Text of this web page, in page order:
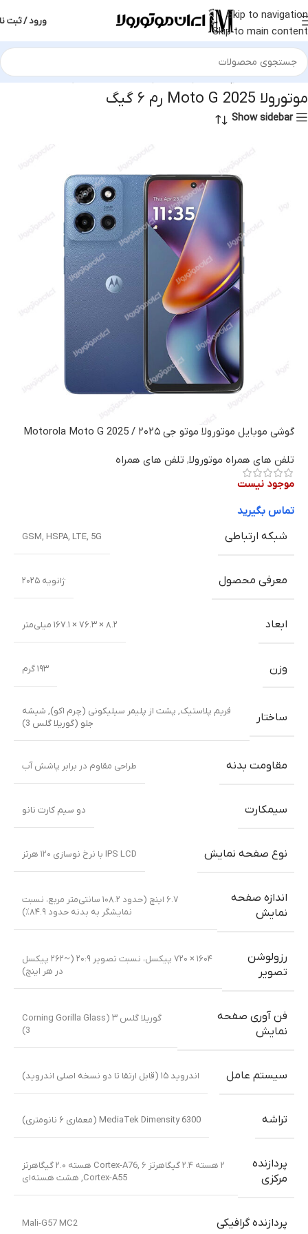
Skip to navigation
Skip to main content
ورود / ثبت
خانه محصولات برچسب خورده “موتورولا Moto G 2025 رم ۶ گیگ”
موتورولا Moto G 2025 رم ۶ گیگ
Show sidebar
گوشی موبایل موتورولا موتو جی ۲۰۲۵ / Motorola Moto G 2025
تلفن های همراه موتورولا, تلفن های همراه
موجود نیست
تماس بگیرید
شبکه ارتباطی
GSM, HSPA, LTE, 5G
معرفی محصول ژانویه ۲۰۲۵
ابعاد ۸.۲ × ۷۶.۳ × ۱۶۷.۱ میلی‌متر
وزن ۱۹۳ گرم
ساختار فریم پلاستیک, پشت از پلیمر سیلیکونی (چرم اکو), شیشه
جلو (گوریلا گلس 3)
مقاومت بدنه طراحی مقاوم در برابر پاشش آب
سیمکارت دو سیم کارت نانو
نوع صفحه نمایش IPS LCD با نرخ نوسازی ۱۲۰ هرتز
اندازه صفحه
نمایش
۶.۷ اینچ (حدود ۱۰۸.۲ سانتی‌متر مربع، نسبت
نمایشگر به بدنه حدود ۸۴.۹٪)
رزولوشن
تصویر
۱۶۰۴ × ۷۲۰ پیکسل، نسبت تصویر ۲۰:۹ (~۲۶۲ پیکسل
در هر اینچ)
فن آوری صفحه
نمایش
گوریلا گلس ۳ (Corning Gorilla Glass
3)
سیستم عامل اندروید ۱۵ (قابل ارتقا تا دو نسخه اصلی اندروید)
تراشه MediaTek Dimensity 6300 (معماری ۶ نانومتری)
پردازنده
مرکزی
۲ هسته ۲.۴ گیگاهرتز Cortex-A76 ,
۶ هسته ۲.۰ گیگاهرتز
Cortex-A55
, هشت هسته‌ای
پردازنده گرافیکی Mali-G57 MC2